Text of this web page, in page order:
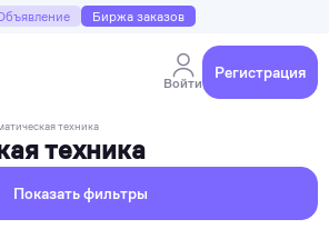
Биржа заказов
Войти
Регистрация
техника
техника
Показать фильтры